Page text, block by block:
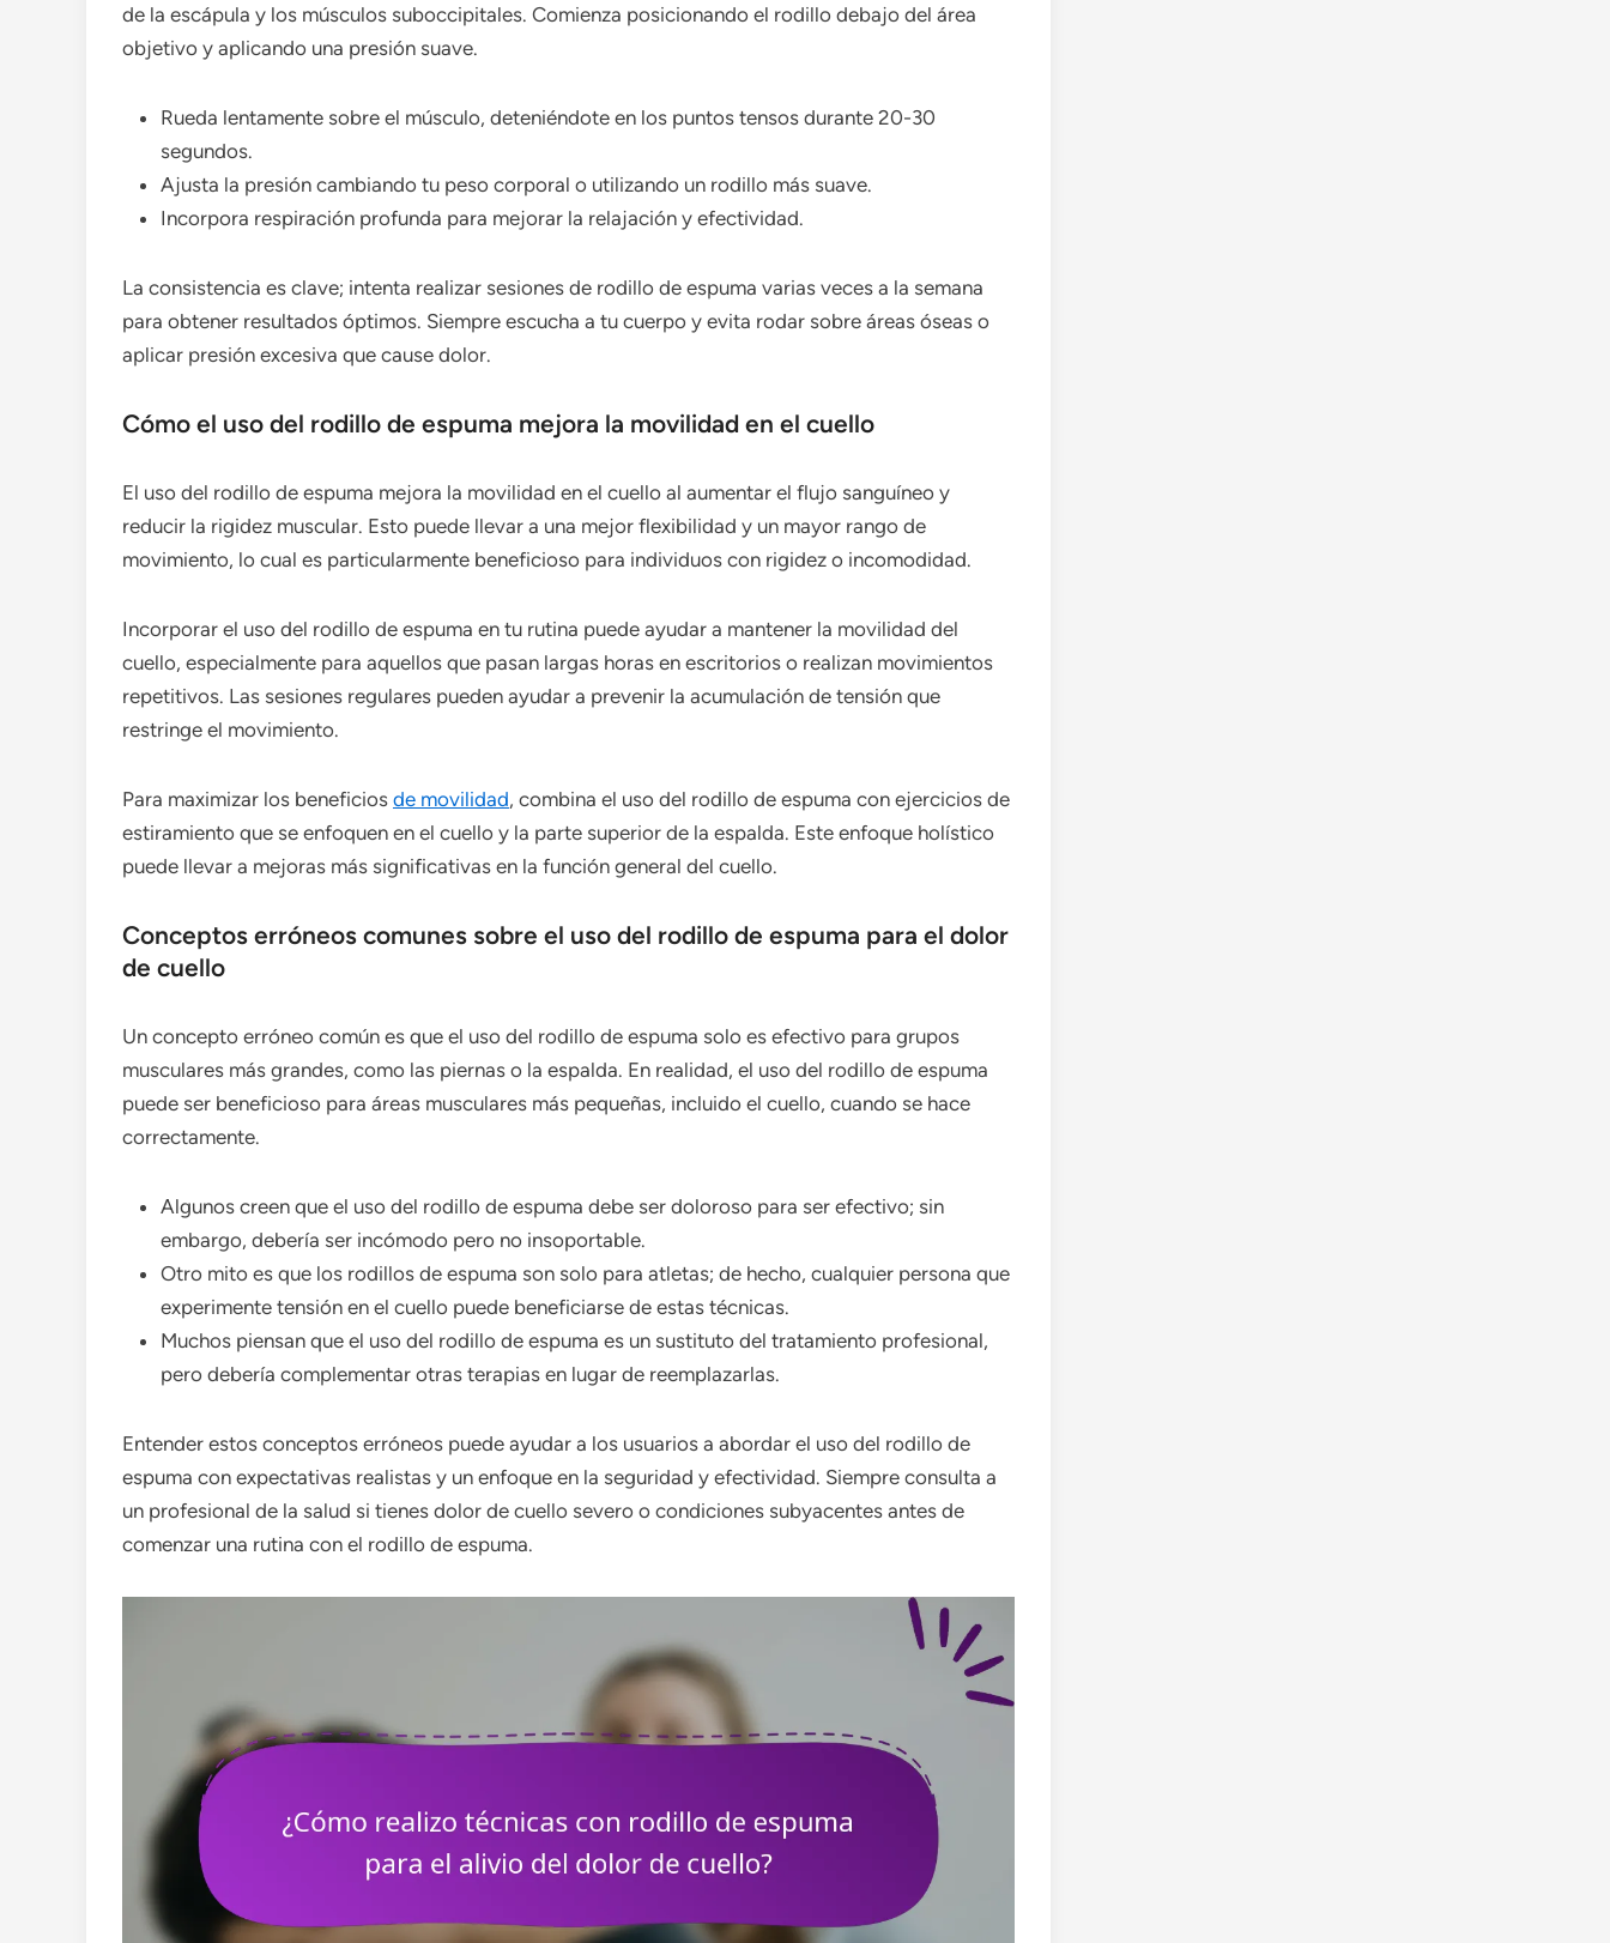
de la escápula y los músculos suboccipitales. Comienza posicionando el rodillo debajo del área
objetivo y aplicando una presión suave.
Rueda lentamente sobre el músculo, deteniéndote en los puntos tensos durante 20-30
segundos.
Ajusta la presión cambiando tu peso corporal o utilizando un rodillo más suave.
Incorpora respiración profunda para mejorar la relajación y efectividad.
La consistencia es clave; intenta realizar sesiones de rodillo de espuma varias veces a la semana
para obtener resultados óptimos. Siempre escucha a tu cuerpo y evita rodar sobre áreas óseas o
aplicar presión excesiva que cause dolor.
Cómo el uso del rodillo de espuma mejora la movilidad en el cuello
El uso del rodillo de espuma mejora la movilidad en el cuello al aumentar el flujo sanguíneo y
reducir la rigidez muscular. Esto puede llevar a una mejor flexibilidad y un mayor rango de
movimiento, lo cual es particularmente beneficioso para individuos con rigidez o incomodidad.
Incorporar el uso del rodillo de espuma en tu rutina puede ayudar a mantener la movilidad del
cuello, especialmente para aquellos que pasan largas horas en escritorios o realizan movimientos
repetitivos. Las sesiones regulares pueden ayudar a prevenir la acumulación de tensión que
restringe el movimiento.
Para maximizar los beneficios de movilidad, combina el uso del rodillo de espuma con ejercicios de
estiramiento que se enfoquen en el cuello y la parte superior de la espalda. Este enfoque holístico
puede llevar a mejoras más significativas en la función general del cuello.
Conceptos erróneos comunes sobre el uso del rodillo de espuma para el dolor
de cuello
Un concepto erróneo común es que el uso del rodillo de espuma solo es efectivo para grupos
musculares más grandes, como las piernas o la espalda. En realidad, el uso del rodillo de espuma
puede ser beneficioso para áreas musculares más pequeñas, incluido el cuello, cuando se hace
correctamente.
Algunos creen que el uso del rodillo de espuma debe ser doloroso para ser efectivo; sin
embargo, debería ser incómodo pero no insoportable.
Otro mito es que los rodillos de espuma son solo para atletas; de hecho, cualquier persona que
experimente tensión en el cuello puede beneficiarse de estas técnicas.
Muchos piensan que el uso del rodillo de espuma es un sustituto del tratamiento profesional,
pero debería complementar otras terapias en lugar de reemplazarlas.
Entender estos conceptos erróneos puede ayudar a los usuarios a abordar el uso del rodillo de
espuma con expectativas realistas y un enfoque en la seguridad y efectividad. Siempre consulta a
un profesional de la salud si tienes dolor de cuello severo o condiciones subyacentes antes de
comenzar una rutina con el rodillo de espuma.